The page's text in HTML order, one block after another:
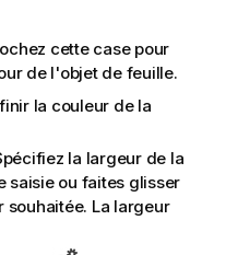
cette case pour
de l'objet de feuille.
la couleur de la
la largeur de la
saisie ou faites glisser
souhaitée. La largeur